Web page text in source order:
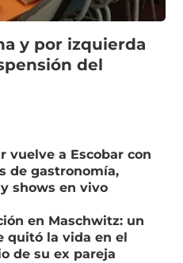
y por izquierda
del
vuelve a Escobar con
de gastronomía,
shows en vivo
en Maschwitz: un
quitó la vida en el
de su ex pareja